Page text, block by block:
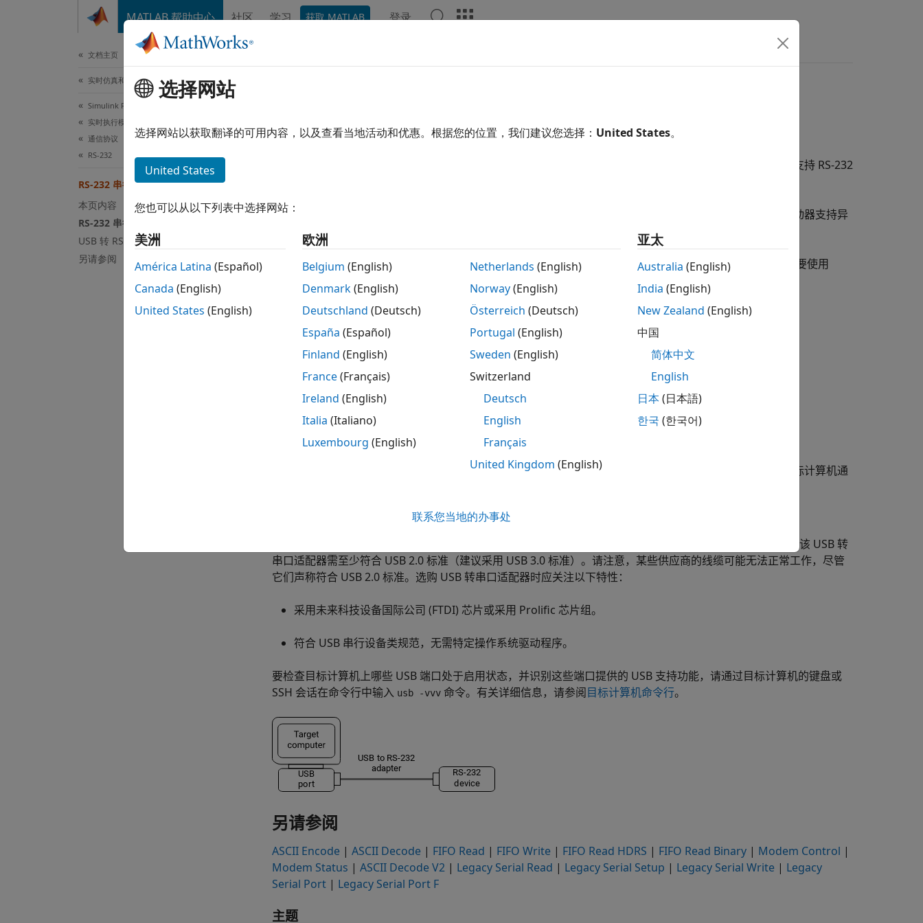
MATLAB 帮助中心 社区 学习 获取 MATLAB 登录
文档主页
实时仿真和测试
Simulink Real-Time
实时执行模型准备
通信协议
RS-232
RS-232 串行通信
本页内容
RS-232 串行连接
USB 转 RS-232 串行连接
另请参阅
RS-232 串行通信
目标计算机主板上的串行端口作为 RS-232 输入输出设备，支持 RS-232
Simulink Real-Time
）。复合驱动器支持异
步二进制模式下的 RS-232 通信。它们为发送和接收 RS-232 数据模块提供简单的 ASCII 编码/解码功能。
这些驱动程序被称为传统驱动程序，因为该库通过使用实时操作系统资源管理器来支持传统的 RS-232 通信。要使用
RS-232 串行连接
Simulink Real-Time软件通过目标计算机上的 COM1 和 COM2 端口支持串行通信。
您的实时应用程序可将这些 RS-232 端口用作输入/输出设备。采用 RS-232 设备的典型 DTE/DCE 配置时，目标计算机通
USB 转 RS-232 串行连接
Simulink Real-Time 软件通过 USB 转串口适配线缆，支持目标计算机的 USB 端口与串行设备进行串行通信。该 USB 转
串口适配器需至少符合 USB 2.0 标准（建议采用 USB 3.0 标准）。请注意，某些供应商的线缆可能无法正常工作，尽管
它们声称符合 USB 2.0 标准。选购 USB 转串口适配器时应关注以下特性：
采用未来科技设备国际公司 (FTDI) 芯片或采用 Prolific 芯片组。
符合 USB 串行设备类规范，无需特定操作系统驱动程序。
要检查目标计算机上哪些 USB 端口处于启用状态，并识别这些端口提供的 USB 支持功能，请通过目标计算机的键盘或
SSH 会话在命令行中输入 usb -vvv 命令。有关详细信息，请参阅目标计算机命令行。
另请参阅
ASCII Encode | ASCII Decode | FIFO Read | FIFO Write | FIFO Read HDRS | FIFO Read Binary | Modem Control |
Modem Status | ASCII Decode V2 | Legacy Serial Read | Legacy Serial Setup | Legacy Serial Write | Legacy
Serial Port | Legacy Serial Port F
主题
选择网站
选择网站以获取翻译的可用内容，以及查看当地活动和优惠。根据您的位置，我们建议您选择： United States。
United States
您也可以从以下列表中选择网站：
美洲
América Latina (Español)
Canada (English)
United States (English)
欧洲
Belgium (English)
Denmark(English)
Deutschland (Deutsch)
España (Español)
Finland (English)
France(Français)
Ireland (English)
Italia (Italiano)
Luxembourg (English)
Netherlands (English)
Norway(English)
Österreich (Deutsch)
Portugal (English)
Sweden (English)
Switzerland
Deutsch
English
Français
United Kingdom (English)
亚太
Australia (English)
India (English)
New Zealand (English)
中国
简体中文
English
日本(日本語)
한국 (한국어)
联系您当地的办事处